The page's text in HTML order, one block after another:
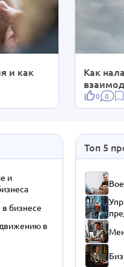
и как
Как
0 0
и
бизнесе
в
Топ 5